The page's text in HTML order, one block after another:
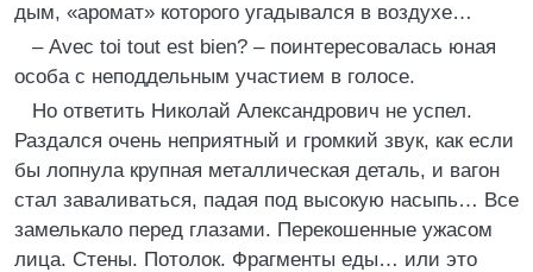
дым, «аромат» которого угадывался в воздухе…
– Avec toi tout est bien? – поинтересовалась юная
особа с неподдельным участием в голосе.
Но ответить Николай Александрович не успел.
Раздался очень неприятный и громкий звук, как если
бы лопнула крупная металлическая деталь, и вагон
стал заваливаться, падая под высокую насыпь… Все
замелькало перед глазами. Перекошенные ужасом
лица. Стены. Потолок. Фрагменты еды… или это